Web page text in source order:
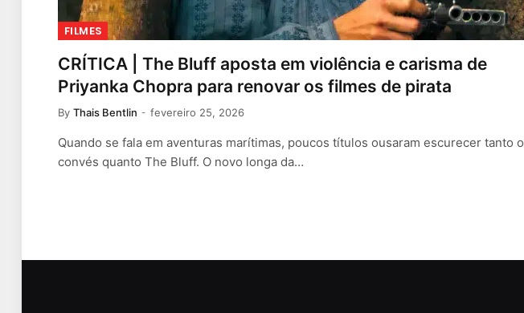
FILMES
CRÍTICA | The Bluff aposta em violência e carisma de
Priyanka Chopra para renovar os filmes de pirata
By Thais Bentlin fevereiro 25, 2026
Quando se fala em aventuras marítimas, poucos títulos ousaram escurecer tanto o
convés quanto The Bluff. O novo longa da…